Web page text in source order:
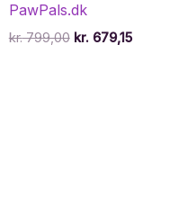
PawPals.dk
kr.799,00 Den
kr.679,15Den